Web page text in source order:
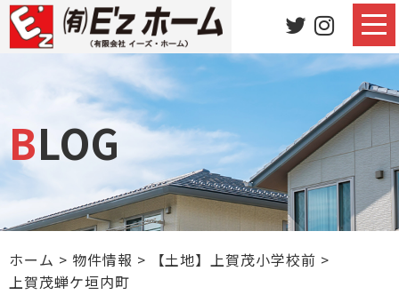
BLOG
ホーム > 物件情報 > 【土地】上賀茂小学校前 >
上賀茂蝉ケ垣内町